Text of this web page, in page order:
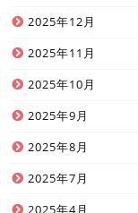
2025年12月
2025年11月
2025年10月
2025年9月
2025年8月
2025年7月
2025年4月